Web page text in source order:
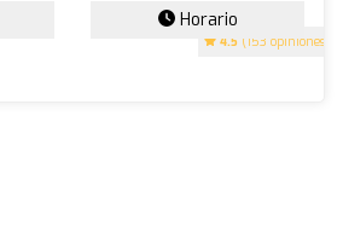
4.5 (153 opiniones)
Horario